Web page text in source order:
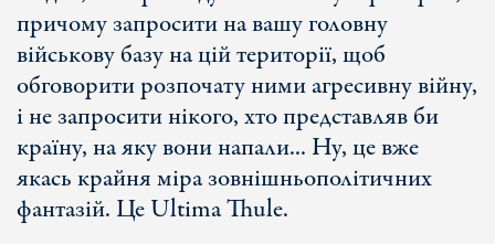
причому запросити на вашу головну
військову базу на цій території, щоб
обговорити розпочату ними агресивну війну,
і не запросити нікого, хто представляв би
країну, на яку вони напали... Ну, це вже
якась крайня міра зовнішньополітичних
фантазій. Це Ultima Thule.